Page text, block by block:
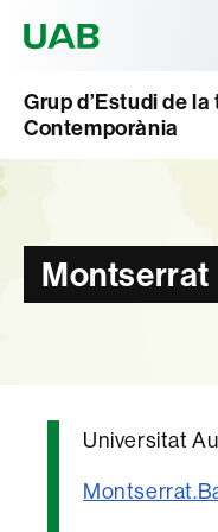
Grup d’Estudi de
Contemporània
Montserrat
Universitat